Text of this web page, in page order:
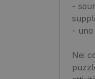
-
- una
Nei